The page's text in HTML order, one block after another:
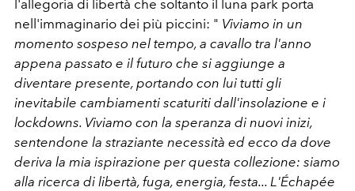
l'allegoria di libertà che soltanto il luna park porta
nell'immaginario dei più piccini: " Viviamo in un
momento sospeso nel tempo, a cavallo tra l'anno
appena passato e il futuro che si aggiunge a
diventare presente, portando con lui tutti gli
inevitabile cambiamenti scaturiti dall'insolazione e i
lockdowns. Viviamo con la speranza di nuovi inizi,
sentendone la straziante necessità ed ecco da dove
deriva la mia ispirazione per questa collezione: siamo
alla ricerca di libertà, fuga, energia, festa... L'Échapée